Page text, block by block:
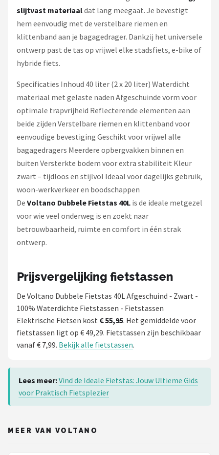
slijtvast materiaaldat lang meegaat. Je bevestigt
hem eenvoudig met de verstelbare riemen en
klittenband aan je bagagedrager. Dankzij het universele
ontwerp past de tas op vrijwel elke stadsfiets, e-bike of
hybride fiets.
Specificaties Inhoud 40 liter (2 x 20 liter) Waterdicht
materiaal met gelaste naden Afgeschuinde vorm voor
optimale trapvrijheid Reflecterende elementen aan
beide zijden Verstelbare riemen en klittenband voor
eenvoudige bevestiging Geschikt voor vrijwel alle
bagagedragers Meerdere opbergvakken binnen en
buiten Versterkte bodem voor extra stabiliteit Kleur
zwart – tijdloos en stijlvol Ideaal voor dagelijks gebruik,
woon-werkverkeer en boodschappen
De Voltano Dubbele Fietstas 40L is de ideale metgezel
voor wie veel onderweg is en zoekt naar
betrouwbaarheid, ruimte en comfort in één strak
ontwerp.
Prijsvergelijking fietstassen
De Voltano Dubbele Fietstas 40L Afgeschuind - Zwart -
100% Waterdichte Fietstassen - Fietstassen
Elektrische Fietsen kost € 55,95. Het gemiddelde voor
fietstassen ligt op € 49,29. Fietstassen zijn beschikbaar
vanaf € 7,99. Bekijk alle fietstassen.
Lees meer:Vind de Ideale Fietstas: Jouw Ultieme Gids
voor Praktisch Fietsplezier
MEER VAN VOLTANO